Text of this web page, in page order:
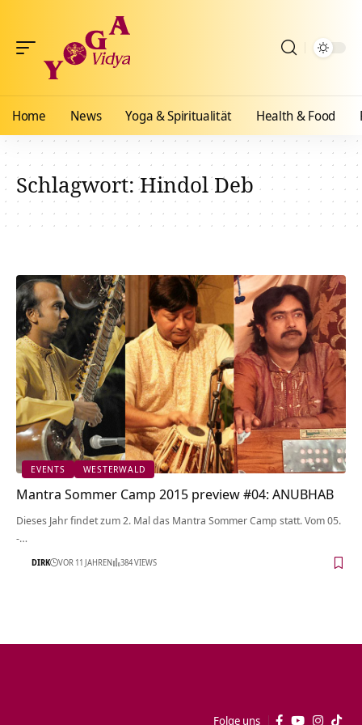
Home News Yoga & Spiritualität Health & Food
Schlagwort:Hindol Deb
EVENTS WESTERWALD
Mantra Sommer Camp 2015 preview #04: ANUBHAB
Dieses Jahr findet zum 2. Mal das Mantra Sommer Camp statt. Vom 05.
-…
DIRK VOR 11 JAHREN 384 VIEWS
Folge uns